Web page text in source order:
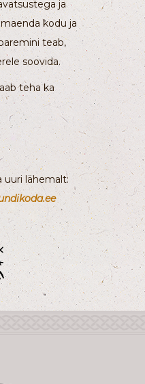
ja
kodu ja
teab,
soovida.
teha ka
uuri lähemalt: